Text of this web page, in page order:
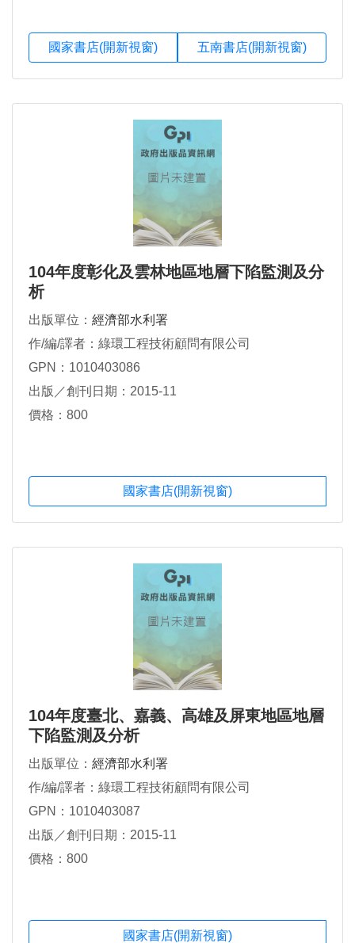
國家書店(開新視窗) 五南書店(開新視窗)
104年度彰化及雲林地區地層下陷監測及分
析
出版單位： 經濟部水利署
作/編/譯者：綠環工程技術顧問有限公司
GPN：1010403086
出版／創刊日期：2015-11
價格：800
國家書店(開新視窗)
104年度臺北、嘉義、高雄及屏東地區地層
下陷監測及分析
出版單位： 經濟部水利署
作/編/譯者：綠環工程技術顧問有限公司
GPN：1010403087
出版／創刊日期：2015-11
價格：800
國家書店(開新視窗)